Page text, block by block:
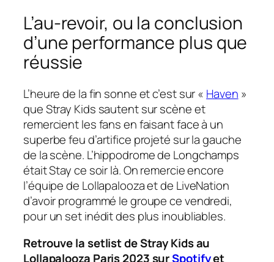
L’au-revoir, ou la conclusion
d’une performance plus que
réussie
L’heure de la fin sonne et c’est sur « Haven »
que Stray Kids sautent sur scène et
remercient les fans en faisant face à un
superbe feu d’artifice projeté sur la gauche
de la scène. L’hippodrome de Longchamps
était Stay ce soir là. On remercie encore
l’équipe de Lollapalooza et de LiveNation
d’avoir programmé le groupe ce vendredi,
pour un set inédit des plus inoubliables.
Retrouve la setlist de Stray Kids au
Lollapalooza Paris 2023 surSpotifyet